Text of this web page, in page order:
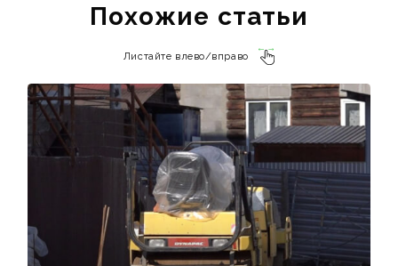
Похожие статьи
Листайте влево/вправо